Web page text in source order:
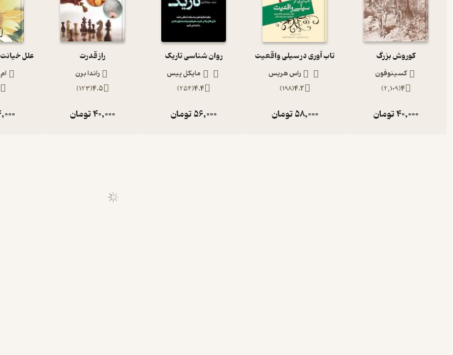
کوروش بزرگ
کسینوفون
4
(
2,109
)
40,000تومان
تاب آوری در سیلی واقعیت
راس هریس
4.2
(
198
)
58,000تومان
‫روان شناسی تاریک
مایکل پیس‮‬
4.4
(
254
)
56,000تومان
راز قدرت
راندا برن
4.5
(
123
)
40,000تومان